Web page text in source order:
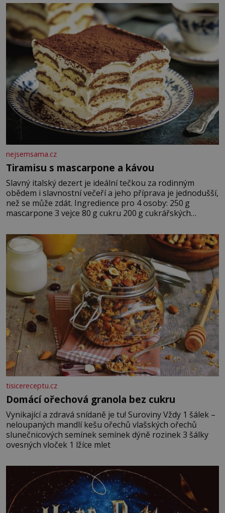
nejsemsama.cz
Tiramisu s mascarpone a kávou
Slavný italský dezert je ideální tečkou za rodinným
obědem i slavnostní večeří a jeho příprava je jednodušší,
než se může zdát. Ingredience pro 4 osoby: 250 g
mascarpone 3 vejce 80 g cukru 200 g cukrářských
posypání Postup: Oddělte žloutky od bílků. Žloutky
vyšlehejte s cukrem do světlé pěny a postupně do nich
vmíchejte mascarpone, aby vznikl hladký
tisicereceptu.cz
Domácí ořechová granola bez cukru
Vynikající a zdravá snídaně je tu! Suroviny Vždy 1 šálek –
neloupaných mandlí kešu ořechů vlašských ořechů
slunečnicových semínek semínek dýně rozinek 3 šálky
ovesných vloček 1 lžíce mlet